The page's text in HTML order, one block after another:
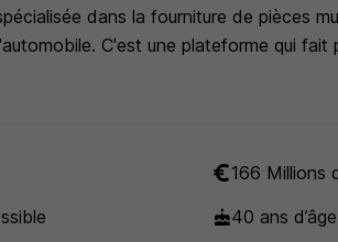
dans la fourniture de pièces
C'est une plateforme qui fait
166 Millions
40 ans